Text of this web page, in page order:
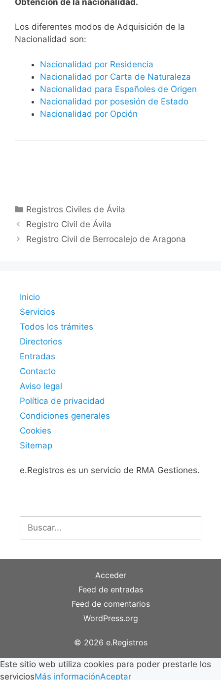
​​​Los diferentes modos de Adquisición de la
Nacionalidad son:
Nacionalidad por Residencia
Nacionalidad por Carta de Naturaleza
Nacionalidad para Españoles de Origen
Nacionalidad por posesión de Estado
Nacionalidad por Opción
Categorías
Registros Civiles de Ávila
Registro Civil de Ávila
Registro Civil de Berrocalejo de Aragona
Inicio
Servicios
Todos los trámites
Directorios
Entradas
Contacto
Aviso legal
Política de privacidad
Condiciones generales
Cookies
Sitemap
e.Registros es un servicio de RMA Gestiones.
Buscar:
Acceder
Feed de entradas
Feed de comentarios
WordPress.org
© 2026 e.Registros
Este sitio web utiliza cookies para poder prestarle los
serviciosMás informaciónAceptar